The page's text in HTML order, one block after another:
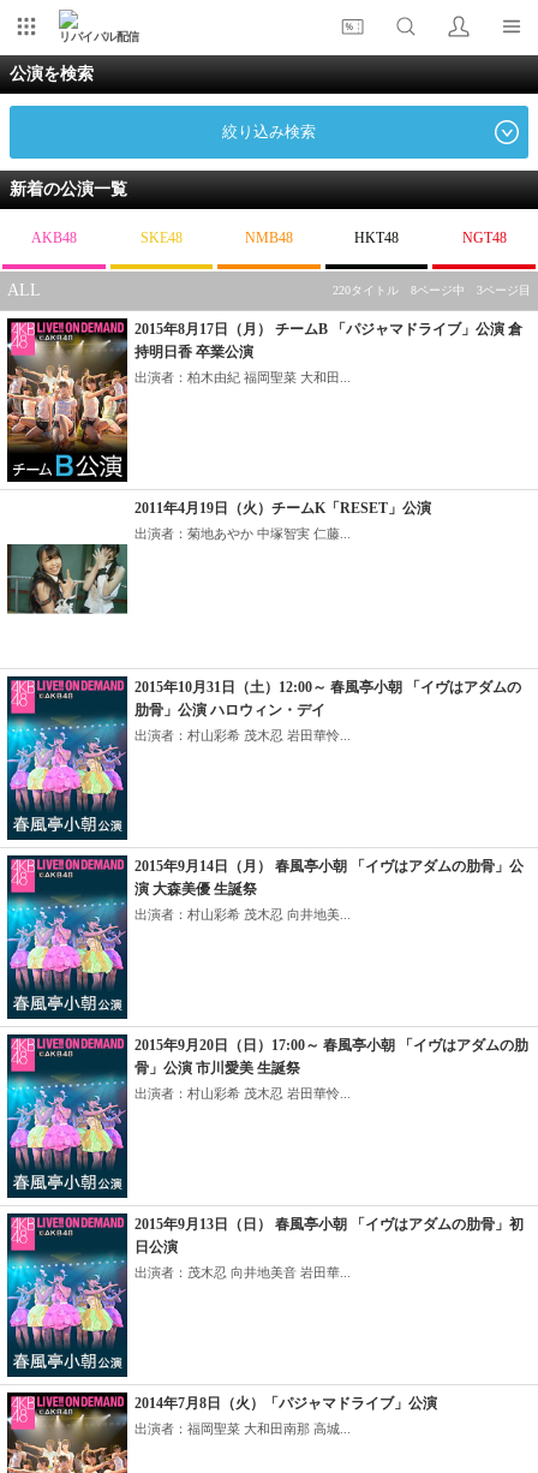
リバイバル配信
公演を検索
絞り込み検索
新着の公演一覧
AKB48 SKE48 NMB48 HKT48 NGT48
ALL 220タイトル 8ページ中 3ページ目
2015年8月17日（月） チームB 「パジャマドライブ」公演 倉
持明日香 卒業公演
出演者：柏木由紀 福岡聖菜 大和田...
2011年4月19日（火）チームK「RESET」公演
出演者：菊地あやか 中塚智実 仁藤...
2015年10月31日（土）12:00～ 春風亭小朝 「イヴはアダムの
肋骨」公演 ハロウィン・デイ
出演者：村山彩希 茂木忍 岩田華怜...
2015年9月14日（月） 春風亭小朝 「イヴはアダムの肋骨」公
演 大森美優 生誕祭
出演者：村山彩希 茂木忍 向井地美...
2015年9月20日（日）17:00～ 春風亭小朝 「イヴはアダムの肋
骨」公演 市川愛美 生誕祭
出演者：村山彩希 茂木忍 岩田華怜...
2015年9月13日（日） 春風亭小朝 「イヴはアダムの肋骨」初
日公演
出演者：茂木忍 向井地美音 岩田華...
2014年7月8日（火）「パジャマドライブ」公演
出演者：福岡聖菜 大和田南那 高城...